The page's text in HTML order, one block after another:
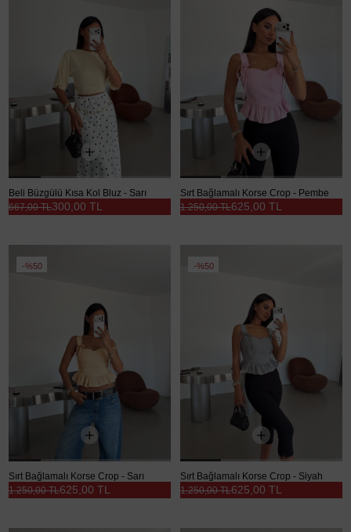
Beli Büzgülü Kısa Kol Bluz - Sarı
300,00 TL
667,00 TL
Sırt Bağlamalı Korse Crop - Pembe
625,00 TL
1.250,00 TL
%50
Sırt Bağlamalı Korse Crop - Sarı
625,00 TL
1.250,00 TL
%50
Sırt Bağlamalı Korse Crop - Siyah
625,00 TL
1.250,00 TL